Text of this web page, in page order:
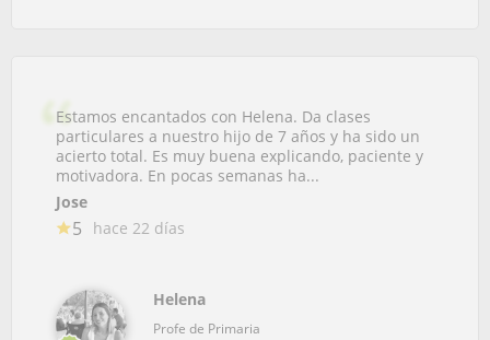
Estamos encantados con Helena. Da clases
particulares a nuestro hijo de 7 años y ha sido un
acierto total. Es muy buena explicando, paciente y
motivadora. En pocas semanas ha...
Jose
5 hace 22 días
Helena
Profe de Primaria